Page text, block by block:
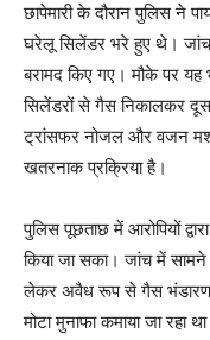
छापेमारी के दौरान पुलिस ने
घरेलू सिलेंडर भरे हुए थे।
बरामद किए गए। मौके पर यह
सिलेंडरों से गैस निकालकर
ट्रांसफर नोजल और वजन
खतरनाक प्रक्रिया है।
पुलिस पूछताछ में आरोपियों
किया जा सका। जांच में सामने
लेकर अवैध रूप से गैस भंडारण
मोटा मुनाफा कमाया जा रहा